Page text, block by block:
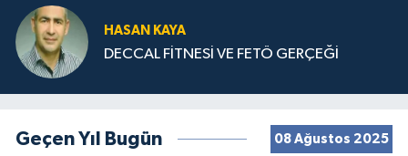
HASAN KAYA
DECCAL FİTNESİ VE FETÖ GERÇEĞİ
Geçen Yıl Bugün 08 Ağustos 2025